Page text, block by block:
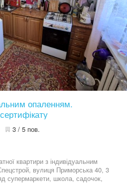
опаленням.
3 / 5 пов.
квартири з індивідуальним
вулиця Приморська 40, 3
супермаркети, школа, садочок,